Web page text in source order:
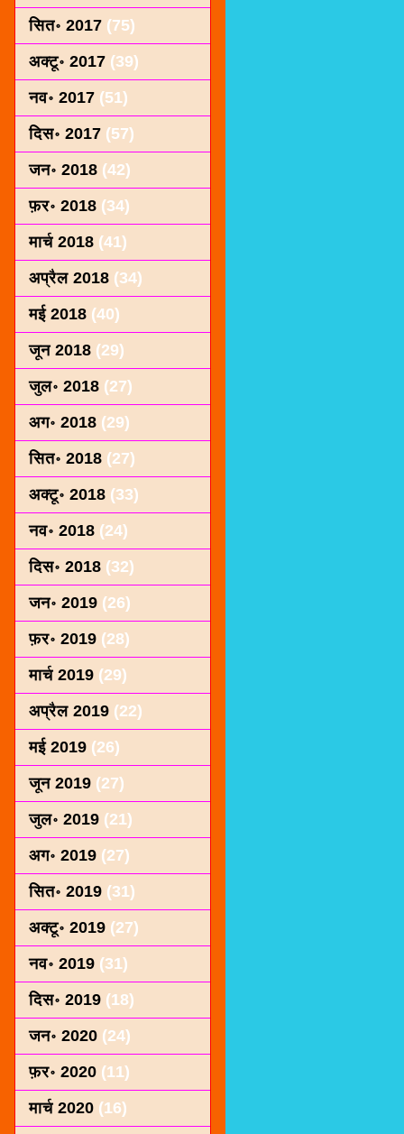
सित॰ 2017 (75)
अक्टू॰ 2017 (39)
नव॰ 2017 (51)
दिस॰ 2017 (57)
जन॰ 2018 (42)
फ़र॰ 2018 (34)
मार्च 2018 (41)
अप्रैल 2018 (34)
मई 2018 (40)
जून 2018 (29)
जुल॰ 2018 (27)
अग॰ 2018 (29)
सित॰ 2018 (27)
अक्टू॰ 2018 (33)
नव॰ 2018 (24)
दिस॰ 2018 (32)
जन॰ 2019 (26)
फ़र॰ 2019 (28)
मार्च 2019 (29)
अप्रैल 2019 (22)
मई 2019 (26)
जून 2019 (27)
जुल॰ 2019 (21)
अग॰ 2019 (27)
सित॰ 2019 (31)
अक्टू॰ 2019 (27)
नव॰ 2019 (31)
दिस॰ 2019 (18)
जन॰ 2020 (24)
फ़र॰ 2020 (11)
मार्च 2020 (16)